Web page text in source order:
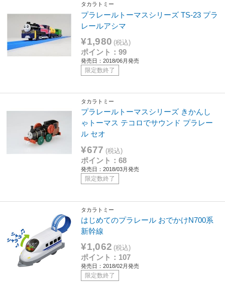
タカラトミー
プラレールトーマスシリーズ TS-23 プラ
レールアシマ
¥1,980 (税込)
ポイント：99
発売日：2018/06月発売
限定数終了
タカラトミー
プラレールトーマスシリーズ きかんし
ゃトーマス テコロでサウンド プラレー
ル セオ
¥677 (税込)
ポイント：68
発売日：2018/03月発売
限定数終了
タカラトミー
はじめてのプラレール おでかけN700系
新幹線
¥1,062 (税込)
ポイント：107
発売日：2018/02月発売
限定数終了